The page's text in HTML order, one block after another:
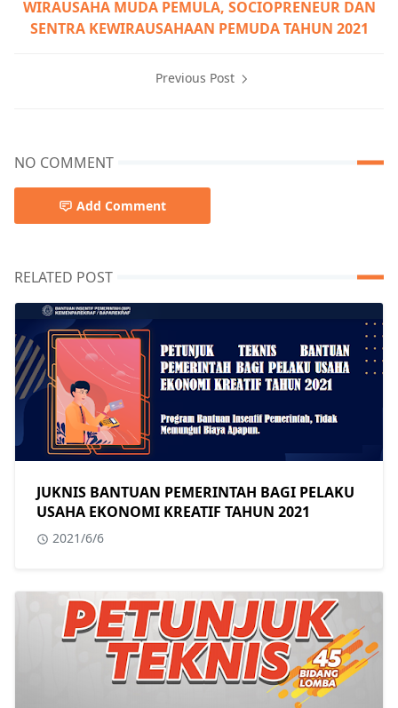
WIRAUSAHA MUDA PEMULA, SOCIOPRENEUR DAN
SENTRA KEWIRAUSAHAAN PEMUDA TAHUN 2021
Previous Post
NO COMMENT
Add Comment
RELATED POST
JUKNIS BANTUAN PEMERINTAH BAGI PELAKU
USAHA EKONOMI KREATIF TAHUN 2021
2021/6/6